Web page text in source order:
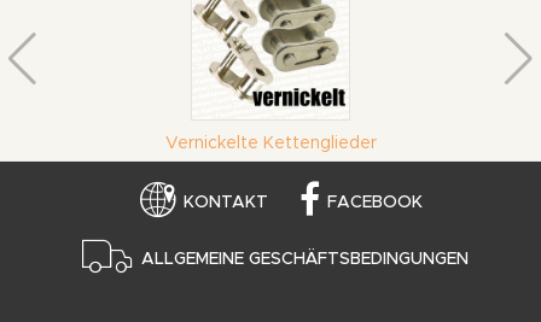
Vernickelte Kettenglieder
KONTAKT FACEBOOK
ALLGEMEINE GESCHÄFTSBEDINGUNGEN